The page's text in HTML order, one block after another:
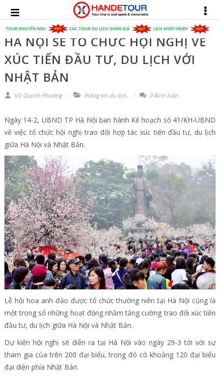
HÀ NỘI SẼ TỔ CHỨC HỘI NGHỊ VỀ
XÚC TIẾN ĐẦU TƯ, DU LỊCH VỚI
NHẬT BẢN
Vũ Quỳnh Phương thông tin du lịch, 0 Bình luận
Ngày 14-2, UBND TP Hà Nội ban hành Kế hoạch số 41/KH-UBND
về việc tổ chức hội nghị trao đổi hợp tác xúc tiến đầu tư, du lịch
giữa Hà Nội và Nhật Bản.
Lễ hội hoa anh đào được tổ chức thường niên tại Hà Nội cũng là
một trong số những hoạt động nhằm tăng cường trao đổi xúc tiến
đầu tư, du lịch giữa Hà Nội và Nhật Bản.
Dự kiến hội nghị sẽ diễn ra tại Hà Nội vào ngày 29-3 tới với sự
tham gia của trên 200 đại biểu, trong đó có khoảng 120 đại biểu
đại diện phía Nhật Bản.